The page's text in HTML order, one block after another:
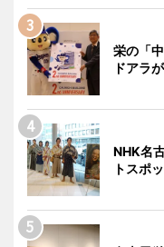
栄の「
ドアラ
NHK名
トスポ